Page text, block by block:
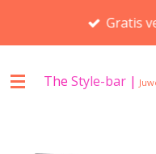
de
Gratis
The Style-bar |